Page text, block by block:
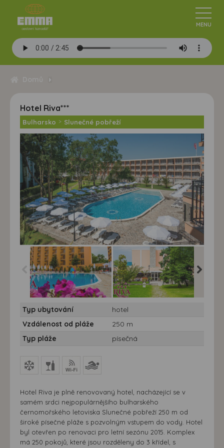
Hotel Riva***
Bulharsko > Slunečné pobřeží
Slunečné pobřeží - hotel
Riva
Slunečné pobřeží - hotel
Riva
Typ ubytování
hotel
Vzdálenost od pláže
250 m
Typ pláže
písečná
Hotel Riva je plně renovovaný hotel, nacházející se v
samém srdci nejpopulárnějšího bulharského
černomořského letoviska Slunečné pobřeží 250 m od
široké písečné pláže s pozvolným vstupem do vody. Hotel
byl otevřen po renovaci pro letní sezónu 2015. Komplex
má 250 pokojů, které jsou rozděleny do 3 křídel, s